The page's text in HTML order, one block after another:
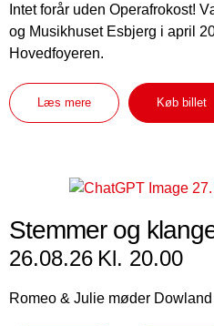
Intet forår uden Operafrokost!
og Musikhuset Esbjerg i april
Hovedfoyeren.
Læs mere Køb billet
Stemmer og
26.08.26 Kl. 20.00
Romeo & Julie møder